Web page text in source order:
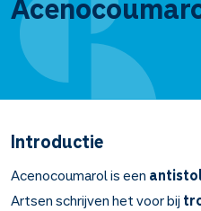
Introductie
Acenocoumarol is een
Artsen schrijven het voor bij